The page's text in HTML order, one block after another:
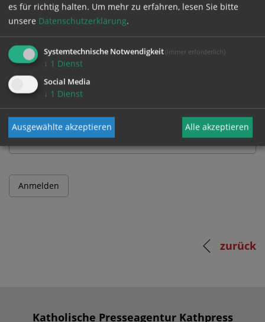
Bitte melden Sie sich mit Ihrem Benutzernamen
Benutzername
Passwort
zurück
Katholische Presseagentur Kathpress
es für richtig halten. Um mehr zu erfahren, lesen Sie bitte
unsere Datenschutzerklärung.
Systemtechnische Notwendigkeit (immer erforderlich)
↓ 1 Dienst
Social Media
↓ 1 Dienst
Ausgewählte akzeptieren Alle akzeptieren